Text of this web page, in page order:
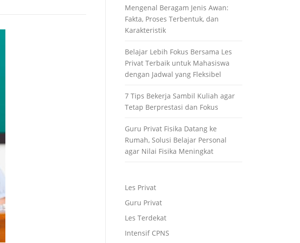
Mengenal Beragam Jenis Awan:
Fakta, Proses Terbentuk, dan
Karakteristik
Belajar Lebih Fokus Bersama Les
Privat Terbaik untuk Mahasiswa
dengan Jadwal yang Fleksibel
7 Tips Bekerja Sambil Kuliah agar
Tetap Berprestasi dan Fokus
Guru Privat Fisika Datang ke
Rumah, Solusi Belajar Personal
agar Nilai Fisika Meningkat
Les Privat
Guru Privat
Les Terdekat
Intensif CPNS